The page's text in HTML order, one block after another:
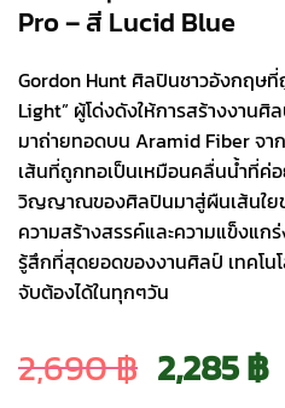
Pro – สี Lucid Blue
Gordon Hunt ศิลปินชาวอังกฤษ
Light” ผู้โด่งดังให้การสร้างงานศิ
มาถ่ายทอดบน Aramid Fiber จา
เส้นที่ถูกทอเป็นเหมือนคลื่นน้ำที่ค่
วิญญาณของศิลปินมาสู่ผืนเส้นใย
ความสร้างสรรค์และความแข็งแ
รู้สึกที่สุดยอดของงานศิลป์ เทคโน
จับต้องได้ในทุกๆวัน
2,690฿ Original
2,285฿